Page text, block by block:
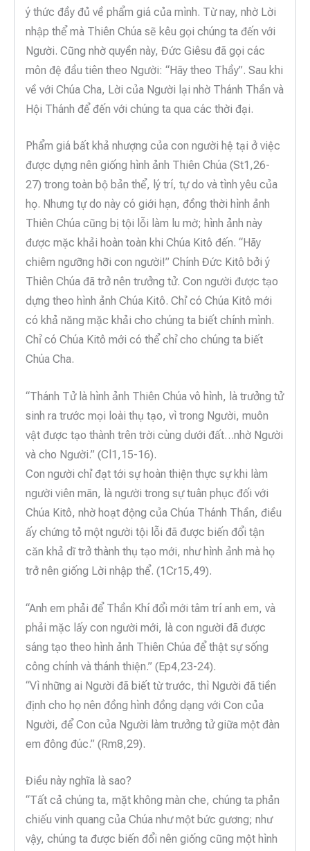
ý thức đầy đủ về phẩm giá của mình. Từ nay, nhờ Lời
nhập thể mà Thiên Chúa sẽ kêu gọi chúng ta đến với
Người. Cũng nhờ quyền này, Đức Giêsu đã gọi các
môn đệ đầu tiên theo Người: “Hãy theo Thầy”. Sau khi
về với Chúa Cha, Lời của Người lại nhờ Thánh Thần và
Hội Thánh để đến với chúng ta qua các thời đại.
Phẩm giá bất khả nhượng của con người hệ tại ở việc
được dựng nên giống hình ảnh Thiên Chúa (St1,26-
27) trong toàn bộ bản thể, lý trí, tự do và tình yêu của
họ. Nhưng tự do này có giới hạn, đồng thời hình ảnh
Thiên Chúa cũng bị tội lỗi làm lu mờ; hình ảnh này
được mặc khải hoàn toàn khi Chúa Kitô đến. “Hãy
chiêm ngưỡng hỡi con người!” Chính Đức Kitô bởi ý
Thiên Chúa đã trở nên trưởng tử. Con người được tạo
dựng theo hình ảnh Chúa Kitô. Chỉ có Chúa Kitô mới
có khả năng mặc khải cho chúng ta biết chính mình.
Chỉ có Chúa Kitô mới có thể chỉ cho chúng ta biết
Chúa Cha.
“Thánh Tử là hình ảnh Thiên Chúa vô hình, là trưởng tử
sinh ra trước mọi loài thụ tạo, vì trong Người, muôn
vật được tạo thành trên trời cùng dưới đất…nhờ Người
và cho Người.” (Cl1,15-16).
Con người chỉ đạt tới sự hoàn thiện thực sự khi làm
người viên mãn, là người trong sự tuân phục đối với
Chúa Kitô, nhờ hoạt động của Chúa Thánh Thần, điều
ấy chứng tỏ một người tội lỗi đã được biến đổi tận
căn khả dĩ trở thành thụ tạo mới, như hình ảnh mà họ
trở nên giống Lời nhập thể. (1Cr15,49).
“Anh em phải để Thần Khí đổi mới tâm trí anh em, và
phải mặc lấy con người mới, là con người đã được
sáng tạo theo hình ảnh Thiên Chúa để thật sự sống
công chính và thánh thiện.” (Ep4,23-24).
“Vì những ai Người đã biết từ trước, thì Người đã tiền
định cho họ nên đồng hình đồng dạng với Con của
Người, để Con của Người làm trưởng tử giữa một đàn
em đông đúc.” (Rm8,29).
Điều này nghĩa là sao?
“Tất cả chúng ta, mặt không màn che, chúng ta phản
chiếu vinh quang của Chúa như một bức gương; như
vậy, chúng ta được biến đổi nên giống cũng một hình